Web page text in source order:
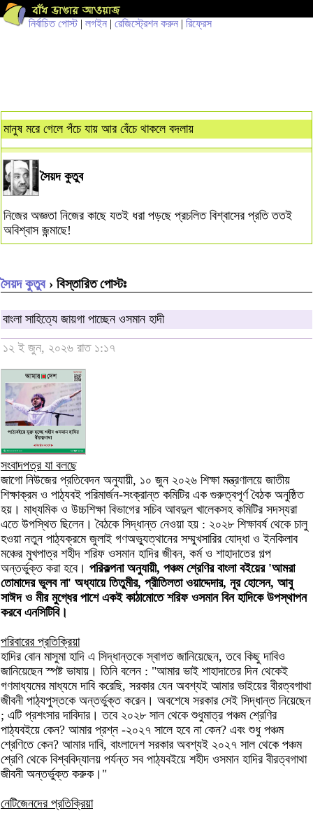
নির্বাচিত পোস্ট| লগইন | রেজিস্ট্রেশন করুন | রিফ্রেস
মানুষ মরে গেলে পঁচে যায় আর বেঁচে থাকলে বদলায়
সৈয়দ কুতুব
নিজের অজ্ঞতা নিজের কাছে যতই ধরা পড়ছে প্রচলিত বিশ্বাসের প্রতি ততই
অবিশ্বাস জন্মাছে!
সৈয়দ কুতুব› বিস্তারিত পোস্টঃ
বাংলা সাহিত্যে জায়গা পাচ্ছেন ওসমান হাদী
১২ ই জুন, ২০২৬ রাত ১:১৭
সংবাদপত্র যা বলছে
জাগো নিউজের প্রতিবেদন অনুযায়ী, ১০ জুন ২০২৬ শিক্ষা মন্ত্রণালয়ে জাতীয়
শিক্ষাক্রম ও পাঠ্যবই পরিমার্জন-সংক্রান্ত কমিটির এক গুরুত্বপূর্ণ বৈঠক অনুষ্ঠিত
হয়। মাধ্যমিক ও উচ্চশিক্ষা বিভাগের সচিব আবদুল খালেকসহ কমিটির সদস্যরা
এতে উপস্থিত ছিলেন। বৈঠকে সিদ্ধান্ত নেওয়া হয় : ২০২৮ শিক্ষাবর্ষ থেকে চালু
হওয়া নতুন পাঠ্যক্রমে জুলাই গণঅভ্যুত্থানের সম্মুখসারির যোদ্ধা ও ইনকিলাব
মঞ্চের মুখপাত্র শহীদ শরিফ ওসমান হাদির জীবন, কর্ম ও শাহাদাতের গল্প
অন্তর্ভুক্ত করা হবে। পরিকল্পনা অনুযায়ী, পঞ্চম শ্রেণির বাংলা বইয়ের 'আমরা
তোমাদের ভুলব না' অধ্যায়ে তিতুমীর, প্রীতিলতা ওয়াদ্দেদার, নূর হোসেন, আবু
সাঈদ ও মীর মুগ্ধের পাশে একই কাঠামোতে শরিফ ওসমান বিন হাদিকে উপস্থাপন
করবে এনসিটিবি।
পরিবারের প্রতিক্রিয়া
হাদির বোন মাসুমা হাদি এ সিদ্ধান্তকে স্বাগত জানিয়েছেন, তবে কিছু দাবিও
জানিয়েছেন স্পষ্ট ভাষায়। তিনি বলেন : "আমার ভাই শাহাদাতের দিন থেকেই
গণমাধ্যমের মাধ্যমে দাবি করেছি, সরকার যেন অবশ্যই আমার ভাইয়ের বীরত্বগাথা
জীবনী পাঠ্যপুস্তকে অন্তর্ভুক্ত করেন। অবশেষে সরকার সেই সিদ্ধান্ত নিয়েছেন
; এটি প্রশংসার দাবিদার। তবে ২০২৮ সাল থেকে শুধুমাত্র পঞ্চম শ্রেণির
পাঠ্যবইয়ে কেন? আমার প্রশ্ন -২০২৭ সালে হবে না কেন? এবং শুধু পঞ্চম
শ্রেণিতে কেন? আমার দাবি, বাংলাদেশ সরকার অবশ্যই ২০২৭ সাল থেকে পঞ্চম
শ্রেণি থেকে বিশ্ববিদ্যালয় পর্যন্ত সব পাঠ্যবইয়ে শহীদ ওসমান হাদির বীরত্বগাথা
জীবনী অন্তর্ভুক্ত করুক।"
নেটিজেনদের প্রতিক্রিয়া